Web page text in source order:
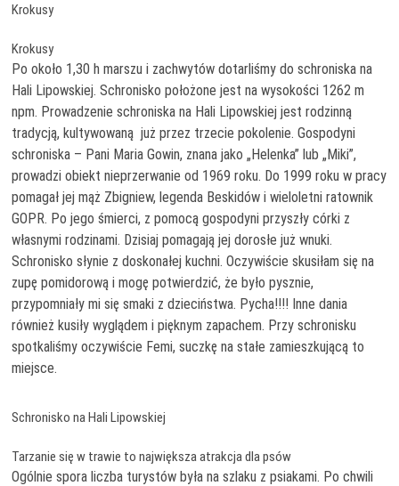
Krokusy
Krokusy
Po około 1,30 h marszu i zachwytów dotarliśmy do schroniska na
Hali Lipowskiej. Schronisko położone jest na wysokości 1262 m
npm. Prowadzenie schroniska na Hali Lipowskiej jest rodzinną
tradycją, kultywowaną już przez trzecie pokolenie. Gospodyni
schroniska – Pani Maria Gowin, znana jako „Helenka” lub „Miki”,
prowadzi obiekt nieprzerwanie od 1969 roku. Do 1999 roku w pracy
pomagał jej mąż Zbigniew, legenda Beskidów i wieloletni ratownik
GOPR. Po jego śmierci, z pomocą gospodyni przyszły córki z
własnymi rodzinami. Dzisiaj pomagają jej dorosłe już wnuki.
Schronisko słynie z doskonałej kuchni. Oczywiście skusiłam się na
zupę pomidorową i mogę potwierdzić, że było pysznie,
przypomniały mi się smaki z dzieciństwa. Pycha!!!! Inne dania
również kusiły wyglądem i pięknym zapachem. Przy schronisku
spotkaliśmy oczywiście Femi, suczkę na stałe zamieszkującą to
miejsce.
Schronisko na Hali Lipowskiej
Tarzanie się w trawie to największa atrakcja dla psów
Ogólnie spora liczba turystów była na szlaku z psiakami. Po chwili